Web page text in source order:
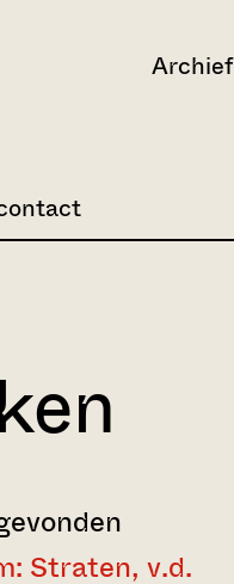
Archief
Straten, v.d.